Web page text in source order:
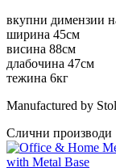
вкупни димензии
ширина 45см
висина 88см
длабочина 47см
тежина 6кг
Manufactured by
Слични производи